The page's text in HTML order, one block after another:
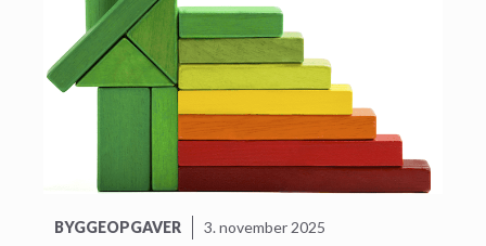
BYGGEOPGAVER 3. november 2025